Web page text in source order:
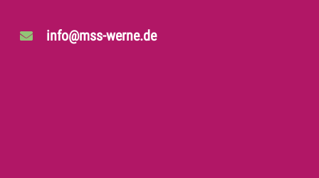
info@mss-werne.de